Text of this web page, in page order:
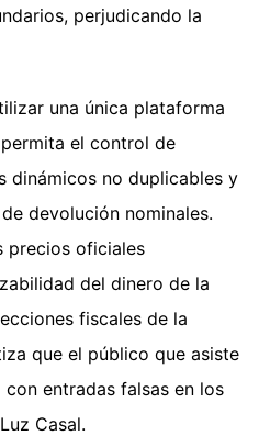
perjudicando la
una única plataforma
el control de
dinámicos no duplicables y
devolución nominales.
precios oficiales
del dinero de la
fiscales de la
que el público que asiste
entradas falsas en los
Casal.